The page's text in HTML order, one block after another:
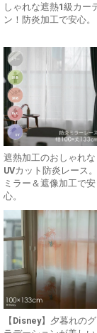
しゃれな遮熱1級カー
ン！防炎加工で安心。
遮熱加工のおしゃれな
UVカット防炎レース。
ミラー＆遮像加工で安
心。
【Disney】夕暮れのグ